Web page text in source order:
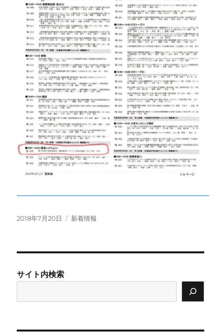
投
2018年7月20日
カ
新着情報
サイト内検索